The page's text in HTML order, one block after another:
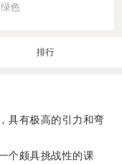
色
排行
有极高的引力和弯
颇具挑战性的课